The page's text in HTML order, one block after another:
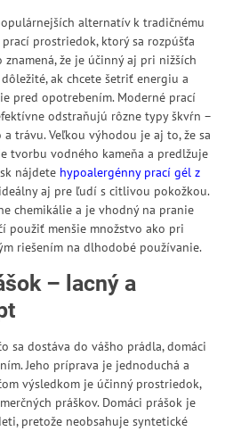
alternatív k tradičnému
prostriedok, ktorý sa rozpúšťa
že je účinný aj pri nižších
ak chcete šetriť energiu a
pred opotrebením. Moderné prací
odstraňujú rôzne typy škvŕn –
trávu. Veľkou výhodou je aj to, že sa
tvorbu vodného kameňa a predlžuje
nájdete hypoalergénny prací gél z
aj pre ľudí s citlivou pokožkou.
chemikálie a je vhodný na pranie
použiť menšie množstvo ako pri
riešením na dlhodobé používanie.
– lacný a
sa dostáva do vášho prádla, domáci
Jeho príprava je jednoduchá a
výsledkom je účinný prostriedok,
práškov. Domáci prášok je
pretože neobsahuje syntetické